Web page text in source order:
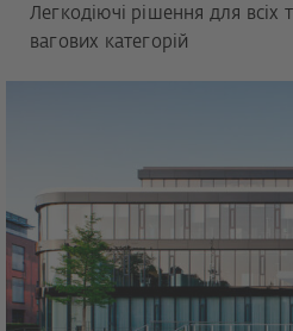
Легкодіючі рішення для всіх
вагових категорій